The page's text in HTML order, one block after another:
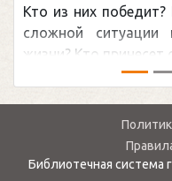
из них победит?
ситуации
Кто принесет
Библиотечная система